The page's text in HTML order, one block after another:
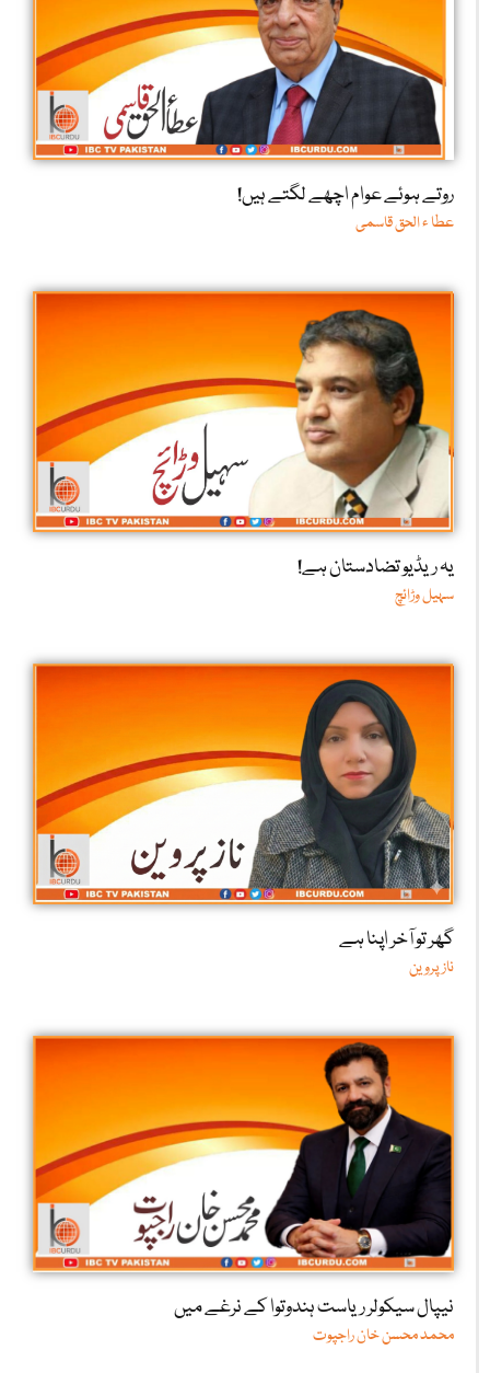
روتے ہوئے عوام اچھے لگتے ہیں!
عطا ء الحق قاسمی
یہ ریڈیو تضادستان ہے!
سہیل وڑائچ
گھر تو آخر اپنا ہے
ناز پروین
نیپال سیکولر ریاست ہندوتوا کے نرغے میں
محمد محسن خان راجپوت